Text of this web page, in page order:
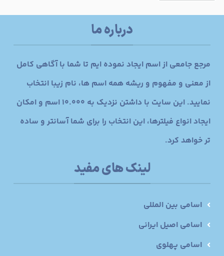
درباره ما
مرجع جامعی از اسم ایجاد نموده ایم تا شما با آگاهی کامل
از معنی و مفهوم و ریشه همه اسم ها، نام زیبا انتخاب
نمایید. این سایت با داشتن نزدیک به 10.000 اسم و امکان
ایجاد انواع فیلترها، این انتخاب را برای شما آسانتر و ساده
تر خواهد کرد.
لینک های مفید
اسامی بین المللی
اسامی اصیل ایرانی
اسامی پهلوی